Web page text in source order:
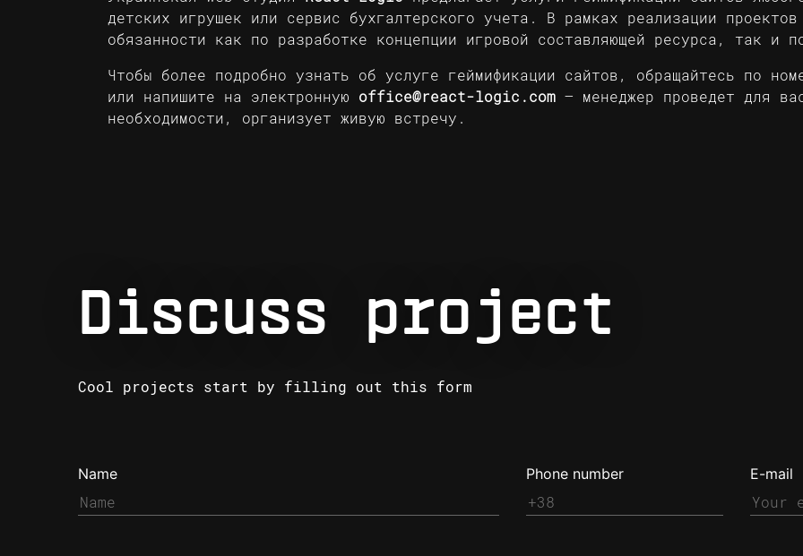
детских игрушек или сервис бухгалтерского учета. В рамках реализации
обязанности как по разработке концепции игровой составляющей ресурса, так и
Чтобы более подробно узнать об услуге геймификации сайтов, обращайтесь по
или напишите на электронную office@react-logic.com – менеджер проведет для
необходимости, организует живую встречу.
Discuss project
Cool projects start by filling out this form
Name Phone number E-mail